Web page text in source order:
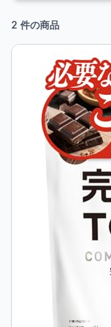
2 件の商品